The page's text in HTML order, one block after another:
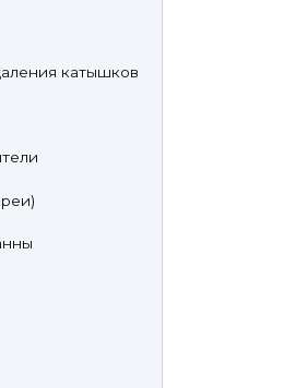
катышков